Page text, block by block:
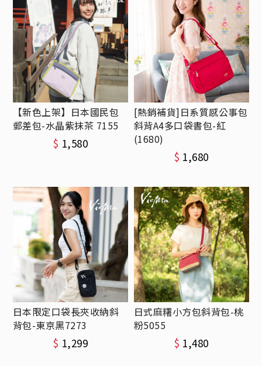
【新色上架】日本國民包
郵差包-水晶紫抹茶 7155
$ 1,580
[熱銷補貨]日系質感公事包
斜背A4多口袋書包-紅
(1680)
$ 1,680
日本限定口袋長夾收納斜
背包-東京黑7273
$ 1,299
日式麻糬小方包斜背包-桃
粉5055
$ 1,480